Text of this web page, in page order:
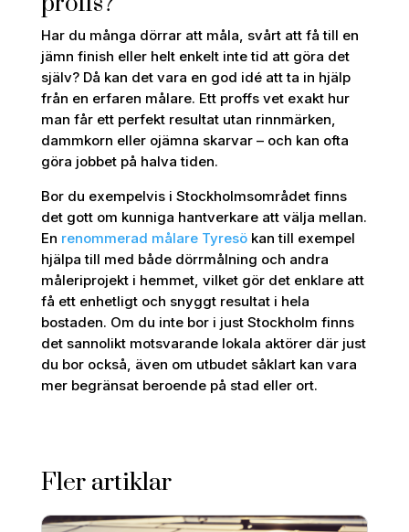
Har du många dörrar att måla, svårt att få till en
jämn finish eller helt enkelt inte tid att göra det
själv? Då kan det vara en god idé att ta in hjälp
från en erfaren målare. Ett proffs vet exakt hur
man får ett perfekt resultat utan rinnmärken,
dammkorn eller ojämna skarvar – och kan ofta
göra jobbet på halva tiden.
Bor du exempelvis i Stockholmsområdet finns
det gott om kunniga hantverkare att välja mellan.
En renommerad målare Tyresökan till exempel
hjälpa till med både dörrmålning och andra
måleriprojekt i hemmet, vilket gör det enklare att
få ett enhetligt och snyggt resultat i hela
bostaden. Om du inte bor i just Stockholm finns
det sannolikt motsvarande lokala aktörer där just
du bor också, även om utbudet såklart kan vara
mer begränsat beroende på stad eller ort.
Fler artiklar